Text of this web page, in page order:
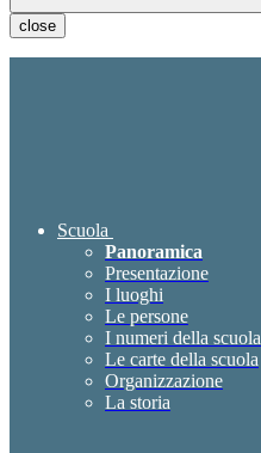
close
Scuola
Panoramica
Presentazione
I luoghi
Le persone
I numeri della scuola
Le carte della scuola
Organizzazione
La storia